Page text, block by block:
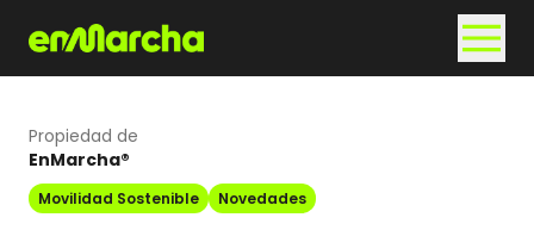
Propiedad de
EnMarcha®
Movilidad Sostenible Novedades